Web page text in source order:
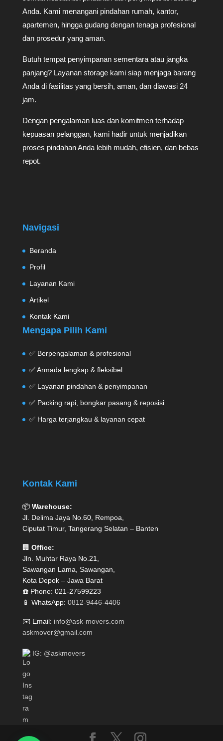
Anda. Kami menangani pindahan rumah, kantor,
apartemen, hingga gudang dengan tenaga profesional
dan prosedur yang aman.
Butuh tempat penyimpanan sementara atau jangka
panjang? Layanan storage kami siap menjaga barang
Anda di fasilitas yang bersih, aman, dan diawasi 24
jam.
Dengan pengalaman luas dan komitmen terhadap
kepuasan pelanggan, kami hadir untuk menjadikan
proses pindahan Anda lebih mudah, efisien, dan bebas
repot.
Navigasi
Beranda
Profil
Layanan Kami
Artikel
Kontak Kami
Mengapa Pilih Kami
✅ Berpengalaman & profesional
✅ Armada lengkap & fleksibel
✅ Layanan pindahan & penyimpanan
✅ Packing rapi, bongkar pasang & reposisi
✅ Harga terjangkau & layanan cepat
Kontak Kami
📦 Warehouse:
Jl. Delima Jaya No.60, Rempoa,
Ciputat Timur, Tangerang Selatan – Banten
🏢 Office:
Jln. Muhtar Raya No.21,
Sawangan Lama, Sawangan,
Kota Depok – Jawa Barat
☎️ Phone: 021-27599223
📱 WhatsApp: 0812-9446-4406
✉️ Email: info@ask-movers.com
askmover@gmail.com
IG: @askmovers